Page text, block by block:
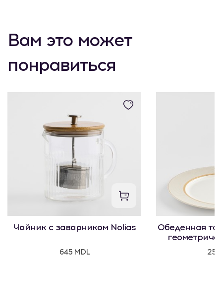
Вам это может
понравиться
Чайник с заварником Nolias
645 MDL
Обеденная